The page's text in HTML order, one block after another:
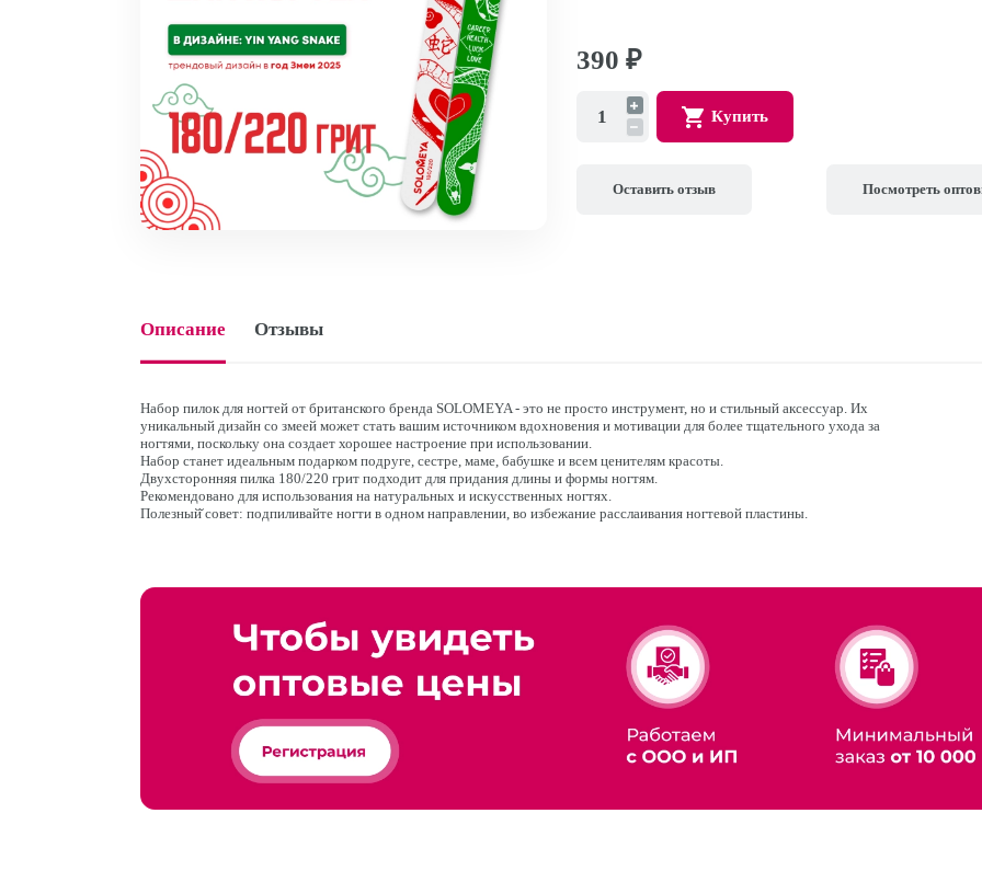
390 ₽
Купить
Оставить отзыв Посмотреть
Описание Отзывы
Набор пилок для ногтей от британского бренда SOLOMEYA - это не просто инструмент, но и стильный аксессуар. Их
уникальный дизайн со змеей может стать вашим источником вдохновения и мотивации для более тщательного ухода за
ногтями, поскольку она создает хорошее настроение при использовании.
Набор станет идеальным подарком подруге, сестре, маме, бабушке и всем ценителям красоты.
Двухсторонняя пилка 180/220 грит подходит для придания длины и формы ногтям.
Рекомендовано для использования на натуральных и искусственных ногтях.
Полезный̆ совет: подпиливайте ногти в одном направлении, во избежание расслаивания ногтевой пластины.